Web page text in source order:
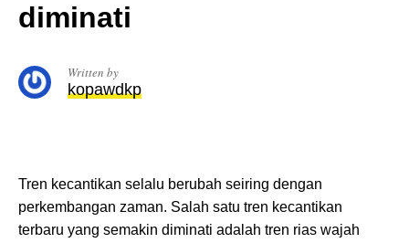
diminati
Written by
kopawdkp
Tren kecantikan selalu berubah seiring dengan
perkembangan zaman. Salah satu tren kecantikan
terbaru yang semakin diminati adalah tren rias wajah